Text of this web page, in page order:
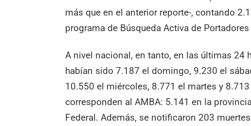
más que en el anterior reporte-, contando
programa de Búsqueda Activa de
A nivel nacional, en tanto, en las últimas 24
habían sido 7.187 el domingo, 9.230 el
10.550 el miércoles, 8.771 el martes y
corresponden al AMBA: 5.141 en la
Federal. Además, se notificaron 203